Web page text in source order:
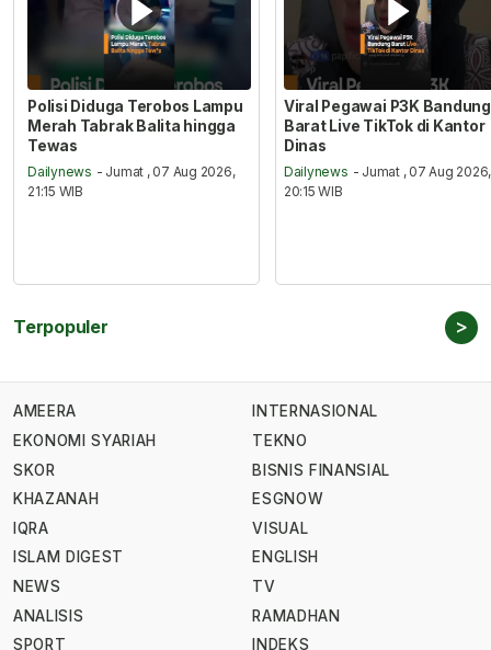
Polisi Diduga Terobos Lampu
Merah Tabrak Balita hingga
Tewas
Dailynews - Jumat , 07 Aug 2026,
21:15 WIB
Viral Pegawai P3K Bandung
Barat Live TikTok di Kantor
Dinas
Dailynews - Jumat , 07 Aug 2026,
20:15 WIB
Terpopuler >
AMEERA
EKONOMI SYARIAH
SKOR
KHAZANAH
IQRA
ISLAM DIGEST
NEWS
ANALISIS
SPORT
INTERNASIONAL
TEKNO
BISNIS FINANSIAL
ESGNOW
VISUAL
ENGLISH
TV
RAMADHAN
INDEKS